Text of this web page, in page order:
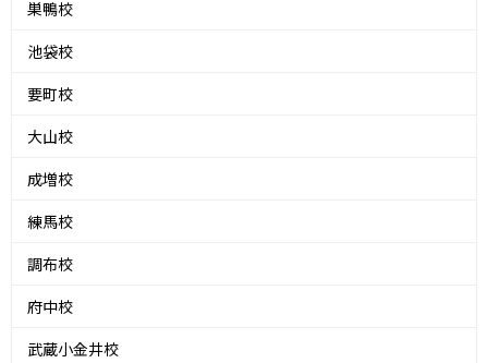
巣鴨校
池袋校
要町校
大山校
成増校
練馬校
調布校
府中校
武蔵小金井校